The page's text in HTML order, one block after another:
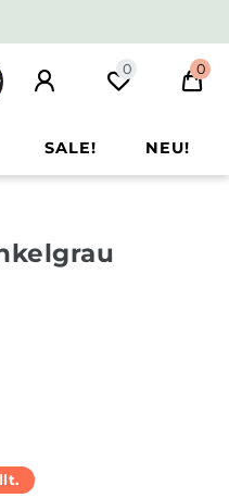
0 0
SALE! NEU!